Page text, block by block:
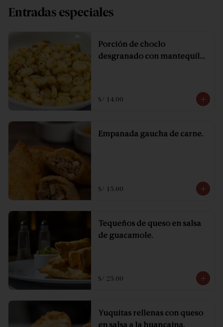
Entradas especiales
Porción de choclo
desgranado con mantequilla
S/ 14.00
Empanada gaucha de carne.
S/ 15.00
Tequeños de queso en salsa
de guacamole.
S/ 25.00
Yuquitas rellenas con queso